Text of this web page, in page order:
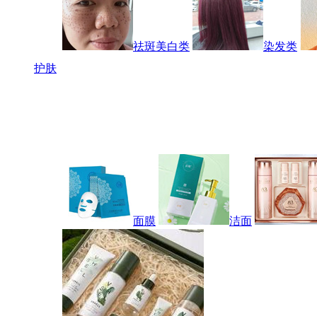
祛斑美白类
染发类
护肤
面膜 洁面